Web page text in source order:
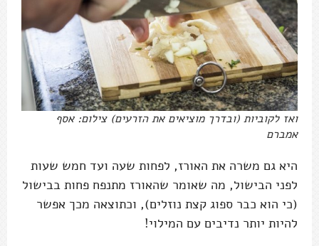
ואז לקוביות (ובדרך מוציאים את הזרעים) צילום: אסף
אמברם
היא גם משרה את האורז, לפחות שעה ועד חמש שעות
לפני הבישול, מה שאומר שהאורז מתנפח פחות בבישול
(כי הוא כבר ספוג קצת נוזלים), וכתוצאה מכך אפשר
להיות יותר נדיבים עם המילוי!